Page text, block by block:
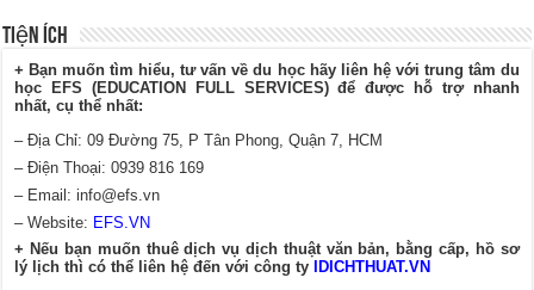
Tiện Ích
+ Bạn muốn tìm hiểu, tư vấn về du học hãy liên hệ với trung tâm du
học EFS (EDUCATION FULL SERVICES) để được hỗ trợ nhanh
nhất, cụ thể nhất:
– Địa Chỉ: 09 Đường 75, P Tân Phong, Quận 7, HCM
– Điện Thoại: 0939 816 169
– Email:info@efs.vn
– Website: EFS.VN
+ Nếu bạn muốn thuê dịch vụ dịch thuật văn bản, bằng cấp, hồ sơ
lý lịch thì có thể liên hệ đến với công ty
IDICHTHUAT.VN